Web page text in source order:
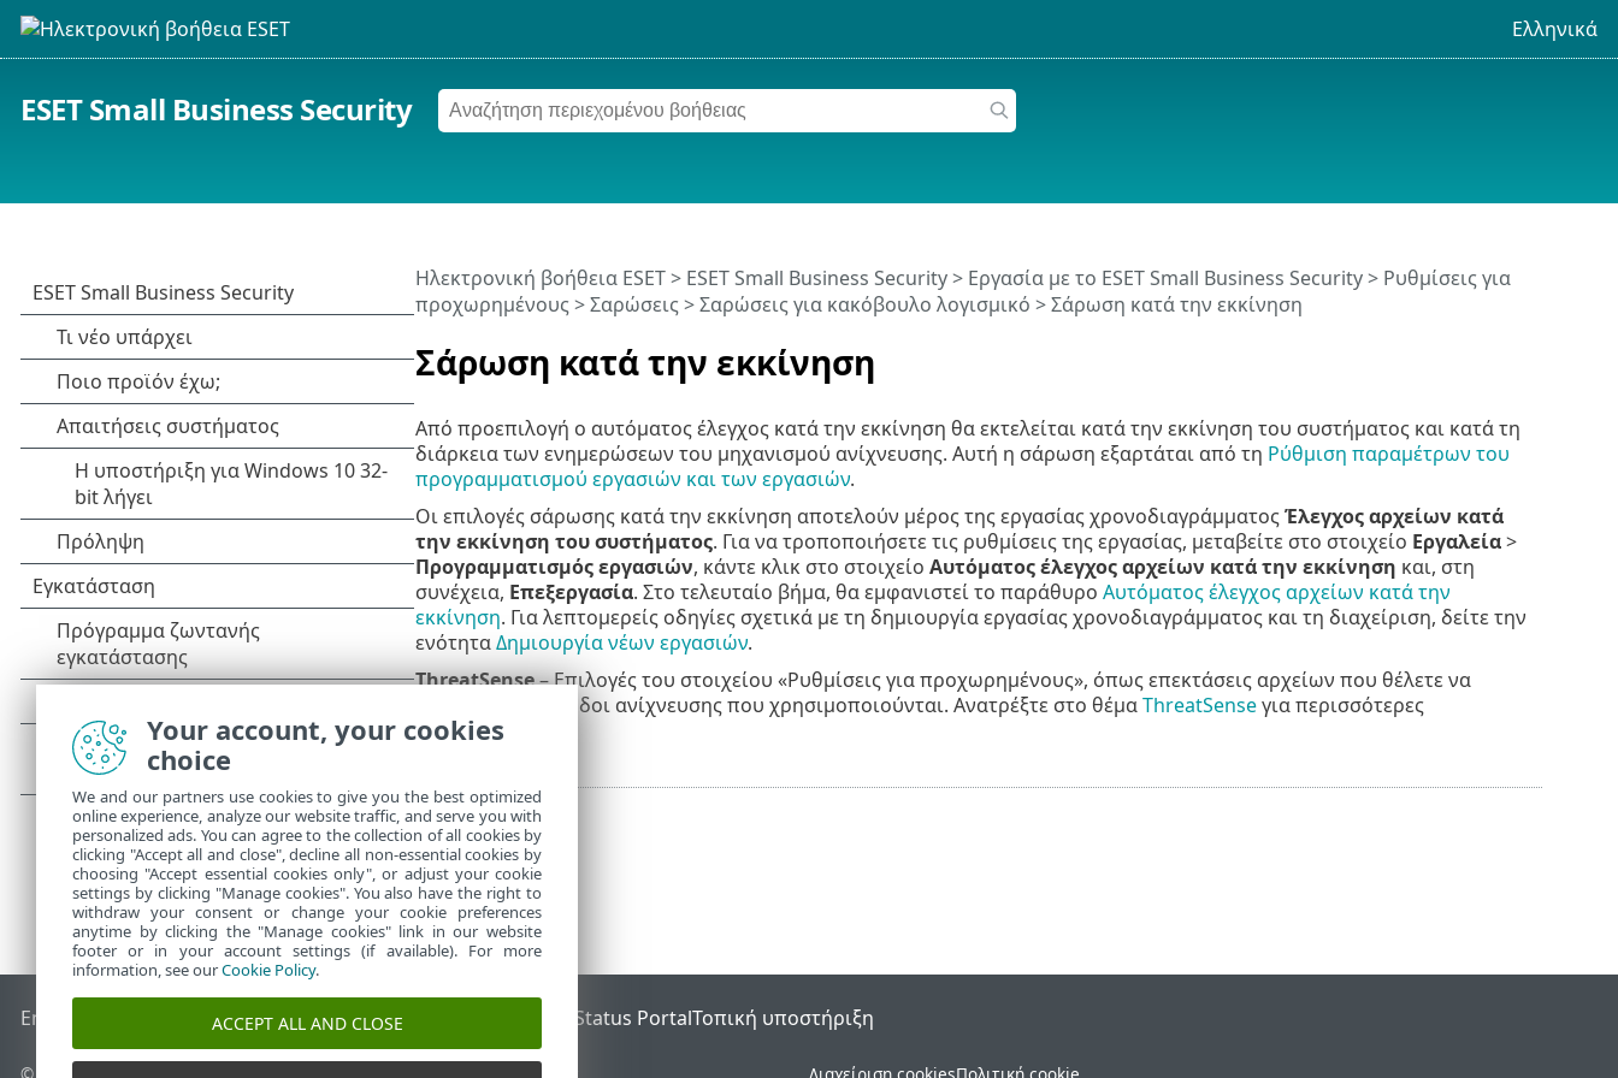
Ελληνικά
ESET Small Business Security
Σάρωση κατά την εκκίνηση
Ηλεκτρονική βοήθεια ESET> ESET Small Business Security> Εργασία με το ESET Small Business Security> Ρυθμίσεις για
προχωρημένους>Σαρώσεις>Σαρώσεις για κακόβουλο λογισμικό > Σάρωση κατά την εκκίνηση
Από προεπιλογή ο αυτόματος έλεγχος κατά την εκκίνηση θα εκτελείται κατά την εκκίνηση του συστήματος και κατά τη
διάρκεια των ενημερώσεων του μηχανισμού ανίχνευσης. Αυτή η σάρωση εξαρτάται από τη Ρύθμιση παραμέτρων του
προγραμματισμού εργασιών και των εργασιών.
Οι επιλογές σάρωσης κατά την εκκίνηση αποτελούν μέρος της εργασίας χρονοδιαγράμματοςΈλεγχος αρχείων κατά
την εκκίνηση του συστήματος. Για να τροποποιήσετε τις ρυθμίσεις της εργασίας, μεταβείτε στο στοιχείο Εργαλεία>
Προγραμματισμός εργασιών, κάντε κλικ στο στοιχείο Αυτόματος έλεγχος αρχείων κατά την εκκίνηση και, στη
συνέχεια, Επεξεργασία. Στο τελευταίο βήμα, θα εμφανιστεί το παράθυρο Αυτόματος έλεγχος αρχείων κατά την
εκκίνηση. Για λεπτομερείς οδηγίες σχετικά με τη δημιουργία εργασίας χρονοδιαγράμματος και τη διαχείριση, δείτε την
ενότηταΔημιουργία νέων εργασιών.
ThreatSense– Επιλογές του στοιχείου «Ρυθμίσεις για προχωρημένους», όπως επεκτάσεις αρχείων που θέλετε να
ελέγξετε και μέθοδοι ανίχνευσης που χρησιμοποιούνται. Ανατρέξτε στο θέμαThreatSenseγια περισσότερες
πληροφορίες.
End of Life Γνωσιακή βάση ESET Ομάδα συζήτησης ESET ESET Status PortalΤοπική υποστήριξη
Your account, your cookies
choice
We and our partners use cookies to give you the best optimized
online experience, analyze our website traffic, and serve you with
personalized ads. You can agree to the collection of all cookies by
clicking "Accept all and close", decline all non-essential cookies by
choosing "Accept essential cookies only", or adjust your cookie
settings by clicking "Manage cookies". You also have the right to
withdraw your consent or change your cookie preferences
anytime by clicking the "Manage cookies" link in our website
footer or in your account settings (if available). For more
information, see ourCookie Policy.
ACCEPT ALL AND CLOSE